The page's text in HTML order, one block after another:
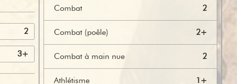
2
3+
Combat 2
Combat (poêle) 2+
Combat à main nue 2
Athlétisme 1+